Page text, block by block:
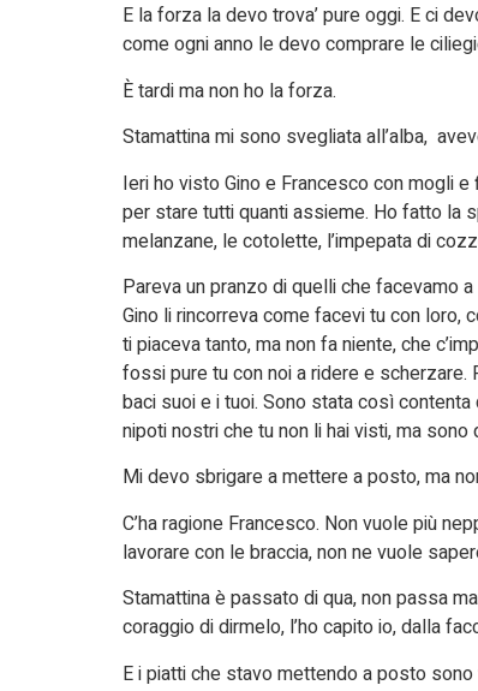
E la forza la devo trova’ pure oggi. E ci
come ogni anno le devo comprare le
È tardi ma non ho la forza.
Stamattina mi sono svegliata all’alba,
Ieri ho visto Gino e Francesco con mogli
per stare tutti quanti assieme. Ho fatto la
melanzane, le cotolette, l’impepata di
Pareva un pranzo di quelli che facevamo
Gino li rincorreva come facevi tu con loro,
ti piaceva tanto, ma non fa niente, che
fossi pure tu con noi a ridere e scherzare.
baci suoi e i tuoi. Sono stata così
nipoti nostri che tu non li hai visti, ma sono
Mi devo sbrigare a mettere a posto, ma
C’ha ragione Francesco. Non vuole più
lavorare con le braccia, non ne vuole
Stamattina è passato di qua, non passa
coraggio di dirmelo, l’ho capito io, dalla
E i piatti che stavo mettendo a posto